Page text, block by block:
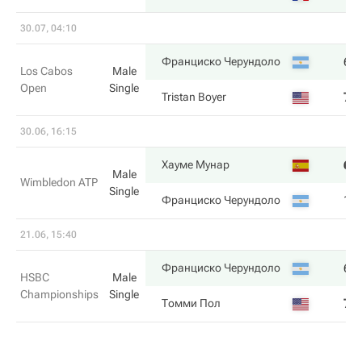
30.07, 04:10
Los Cabos
Open
Male
Single
Франциско Черундоло 6
Tristan Boyer 7
30.06, 16:15
Wimbledon ATP
Male
Single
Хауме Мунар 6
Франциско Черундоло 1
21.06, 15:40
HSBC
Championships
Male
Single
Франциско Черундоло 6
Томми Пол 7